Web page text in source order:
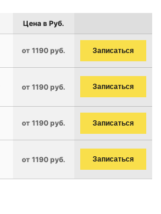
Цена в Руб.
от 1190 руб. Записаться
от 1190 руб. Записаться
от 1190 руб. Записаться
от 1190 руб. Записаться